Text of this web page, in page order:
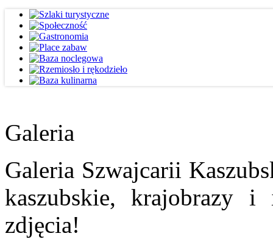
Galeria
Galeria Szwajcarii
kaszubskie, krajobrazy
zdjęcia!